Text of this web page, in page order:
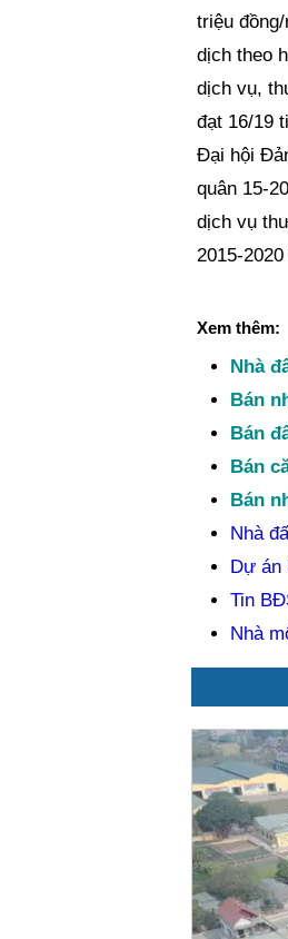
triệu
dịch theo
dịch vụ,
đạt 16/19
Đại hội
quân 15-
dịch vụ
2015-
Xem thêm:
Nhà
Bán
Bán
Bán
Bán
Nhà
Dự án
Tin
Nhà